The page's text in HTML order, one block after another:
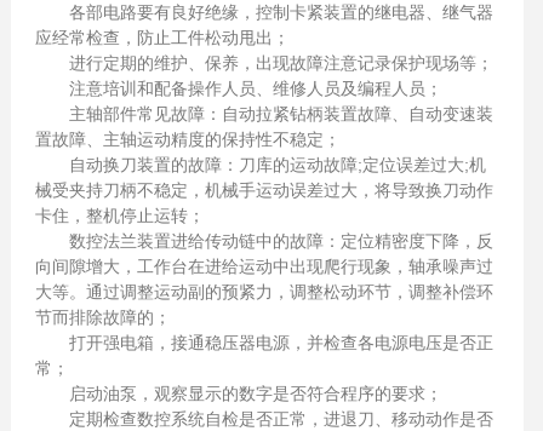
各部电路要有良好绝缘，控制卡紧装置的继电器、继气器
应经常检查，防止工件松动甩出；
进行定期的维护、保养，出现故障注意记录保护现场等；
注意培训和配备操作人员、维修人员及编程人员；
主轴部件常见故障：自动拉紧钻柄装置故障、自动变速装
置故障、主轴运动精度的保持性不稳定；
自动换刀装置的故障：刀库的运动故障;定位误差过大;机
械受夹持刀柄不稳定，机械手运动误差过大，将导致换刀动作
卡住，整机停止运转；
数控法兰装置进给传动链中的故障：定位精密度下降，反
向间隙增大，工作台在进给运动中出现爬行现象，轴承噪声过
大等。通过调整运动副的预紧力，调整松动环节，调整补偿环
节而排除故障的；
打开强电箱，接通稳压器电源，并检查各电源电压是否正
常；
启动油泵，观察显示的数字是否符合程序的要求；
定期检查数控系统自检是否正常，进退刀、移动动作是否